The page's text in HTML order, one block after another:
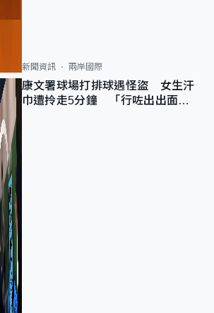
新聞資訊 兩岸國際
康文署球場打排球遇怪盜 女生汗
巾遭拎走5分鐘 「行咗出出面唔